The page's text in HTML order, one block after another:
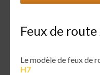
Feux de route
Le modèle de feux de
H7